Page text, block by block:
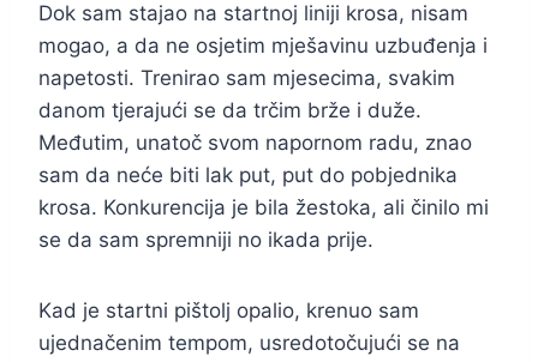
Dok sam stajao na startnoj liniji krosa, nisam
mogao, a da ne osjetim mješavinu uzbuđenja i
napetosti. Trenirao sam mjesecima, svakim
danom tjerajući se da trčim brže i duže.
Međutim, unatoč svom napornom radu, znao
sam da neće biti lak put, put do pobjednika
krosa. Konkurencija je bila žestoka, ali činilo mi
se da sam spremniji no ikada prije.
Kad je startni pištolj opalio, krenuo sam
ujednačenim tempom, usredotočujući se na